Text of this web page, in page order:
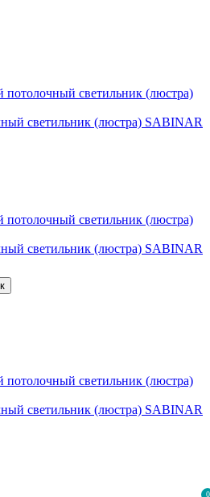
0
светильник (люстра) SABINAR
светильник (люстра) SABINAR
светильник (люстра) SABINAR